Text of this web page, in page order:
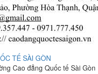
TẾ SÀI GÒN
Cao đẳng Quốc tế Sài Gòn